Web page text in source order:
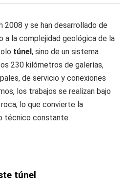
2008 y se han desarrollado de
a la complejidad geológica de la
túnel, sino de un sistema
230 kilómetros de galerías,
de servicio y conexiones
los trabajos se realizan bajo
lo que convierte la
técnico constante.
túnel